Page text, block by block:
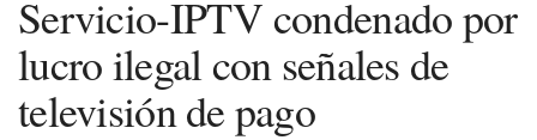
Servicio-IPTV condenado por
lucro ilegal con señales de
televisión de pago